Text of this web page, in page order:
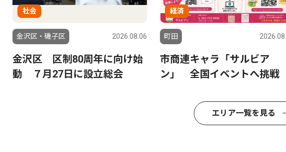
社会
金沢区・磯子区 2026.08.06
金沢区 区制80周年に向け始
動 ７月27日に設立総会
経済
町田
市商連キャラ「サルビア
ン」 全国イベントへ挑戦
エリア一覧を見る